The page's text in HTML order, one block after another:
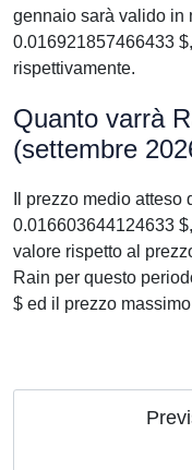
gennaio sarà valido in
0.016921857466433
rispettivamente.
Quanto varrà
(settembre
Il prezzo medio
0.016603644124633
valore rispetto al
Rain per questo
$ ed il prezzo